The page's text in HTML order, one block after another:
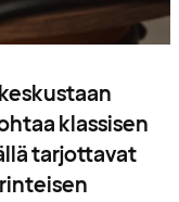
klassisen
tarjottavat